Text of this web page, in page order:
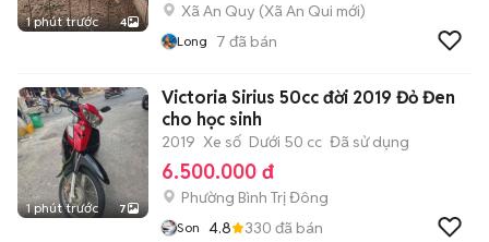
1 phút trước 4
Xã An Quy (Xã An Qui mới)
Long 7 đã bán
1 phút trước 7
Victoria Sirius 50cc đời 2019 Đỏ Đen
cho học sinh
2019 Xe số Dưới 50 cc Đã sử dụng
6.500.000 đ
Phường Bình Trị Đông
Son 4.8 330 đã bán